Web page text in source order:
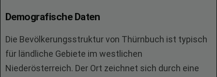
Demografische Daten
Die Bevölkerungsstruktur von Thürnbuch ist typisch
für ländliche Gebiete im westlichen
Niederösterreich. Der Ort zeichnet sich durch eine